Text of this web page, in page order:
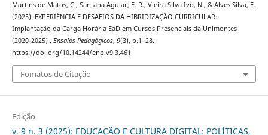
Martins de Matos, C., Santana Aguiar, F. R., Vieira Silva Ivo, N., & Alves Silva, E.
(2025). EXPERIÊNCIA E DESAFIOS DA HIBRIDIZAÇÃO CURRICULAR:
Implantação da Carga Horária EaD em Cursos Presenciais da Unimontes
(2020-2025) . Ensaios Pedagógicos, 9(3), p.1–28.
https://doi.org/10.14244/enp.v9i3.461
Fomatos de Citação
Edição
v. 9 n. 3 (2025): EDUCAÇÃO E CULTURA DIGITAL: POLÍTICAS,